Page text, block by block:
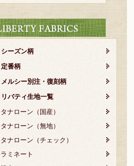
シーズン柄
定番柄
メルシー別注・復刻柄
リバティ生地一覧
タナローン（国産）
タナローン（無地）
タナローン（チェック）
ラミネート